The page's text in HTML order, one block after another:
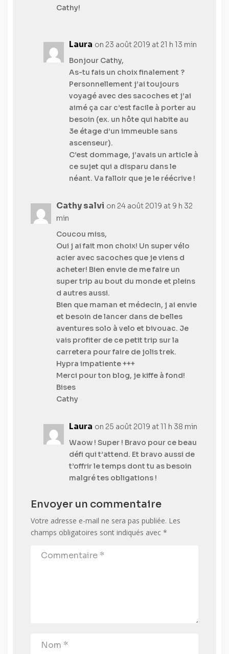
Cathy!
Laura on 23 août 2019 at 21 h 13 min
Bonjour Cathy,
As-tu fais un choix finalement ?
Personnellement j’ai toujours
voyagé avec des sacoches et j’ai
aimé ça car c’est facile à porter au
besoin (ex. un hôte qui habite au
3e étage d’un immeuble sans
ascenseur).
C’est dommage, j’avais un article à
ce sujet qui a disparu dans le
néant. Va falloir que je le réécrive !
Cathy salvi on 24 août 2019 at 9 h 32
min
Coucou miss,
Oui j ai fait mon choix! Un super vélo
acier avec sacoches que je viens d
acheter! Bien envie de me faire un
super trip au bout du monde et pleins
d autres aussi.
Bien que maman et médecin, j ai envie
et besoin de lancer dans de belles
aventures solo à velo et bivouac. Je
vais profiter de ce petit trip sur la
carretera pour faire de jolis trek.
Hypra impatiente +++
Merci pour ton blog, je kiffe à fond!
Bises
Cathy
Laura on 25 août 2019 at 11 h 38 min
Waow ! Super ! Bravo pour ce beau
défi qui t’attend. Et bravo aussi de
t’offrir le temps dont tu as besoin
malgré tes obligations !
Envoyer un commentaire
Votre adresse e-mail ne sera pas publiée. Les
champs obligatoires sont indiqués avec *